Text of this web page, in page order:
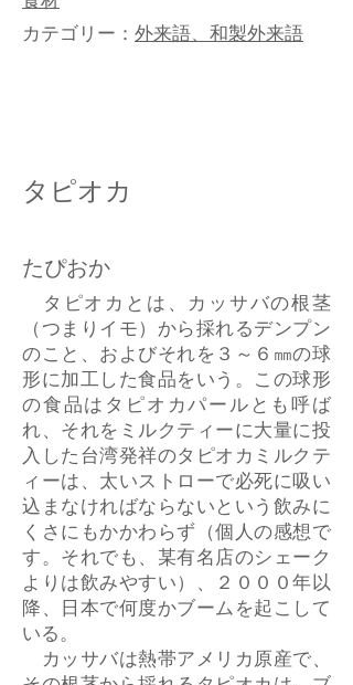
カテゴリー： 外来語、和製外来語
タピオカ
たぴおか
タピオカとは、カッサバの根茎
（つまりイモ）から採れるデンプン
のこと、およびそれを３～６㎜の球
形に加工した食品をいう。この球形
の食品はタピオカパールとも呼ば
れ、それをミルクティーに大量に投
入した台湾発祥のタピオカミルクテ
ィーは、太いストローで必死に吸い
込まなければならないという飲みに
くさにもかかわらず（個人の感想で
す。それでも、某有名店のシェーク
よりは飲みやすい）、２０００年以
降、日本で何度かブームを起こして
いる。
カッサバは熱帯アメリカ原産で、